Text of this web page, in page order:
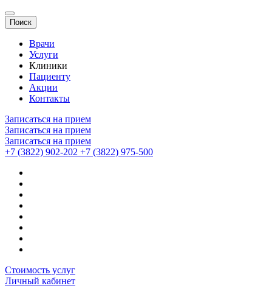
Поиск
Врачи
Услуги
Клиники
Пациенту
Акции
Контакты
Записаться на прием
Записаться на прием
Записаться на прием
+7 (3822) 902-202 +7 (3822) 975-500
Стоимость услуг
Личный кабинет